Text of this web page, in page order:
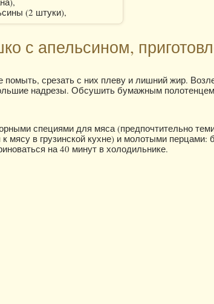
(2 штуки),
с апельсином,
помыть, срезать с них плеву и лишний жир.
надрезы. Обсушить бумажным
специями для мяса (предпочтительно
мясу в грузинской кухне) и молотыми
на 40 минут в холодильнике.